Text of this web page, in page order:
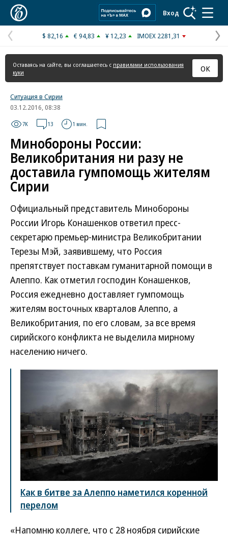
Вход
Предыдущая
страница
$ 82,16 € 94,83 ¥ 12,23 IMOEX 2281,31
Оставаясь на сайте, вы соглашаетесь с правилами использования
куки
ОК
Ситуация в Сирии
03.12.2016, 08:38
7K 13 1 мин.
Минобороны России:
Великобритания ни разу не
доставила гумпомощь жителям
Сирии
Официальный представитель Минобороны
России Игорь Конашенков ответил пресс-
секретарю премьер-министра Великобритании
Терезы Мэй, заявившему, что Россия
препятствует поставкам гуманитарной помощи в
Алеппо. Как отметил господин Конашенков,
Россия ежедневно доставляет гумпомощь
жителям восточных кварталов Алеппо, а
Великобритания, по его словам, за все время
сирийского конфликта не выделила мирному
населению ничего.
Как в битве за Алеппо наметился коренной
перелом
«Напомню коллеге, что с 28 ноября сирийские